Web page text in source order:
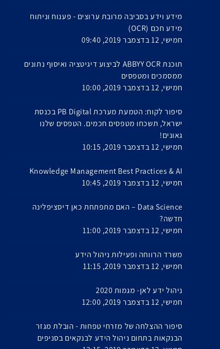
מידע וידע בסביבה מרובת ערוצים - פענוח וניתוח
מידע חכם (OCR)
חמישי, 12 בדצמבר 2019, 09:40
תוכנת ABBYY OCR לביצוע דיגיטציה ואיסוף נתונים
ממסמכים ומטפסים
חמישי, 12 בדצמבר 2019, 10:00
סיפור לקוח: הטמעת מערכת PB Digital בכנסת
ישראל, תשכחו מטפסים חכמים. הטפסים שלנו
גאונים!
חמישי, 12 בדצמבר 2019, 10:15
Knowledge Management Best Practices & AI
חמישי, 12 בדצמבר 2019, 10:45
Data Science – האם מתפתחת כאן דיסציפלינה
חדשה?
חמישי, 12 בדצמבר 2019, 11:00
משרד הרווחה ופעילות ניהול הידע
חמישי, 12 בדצמבר 2019, 11:15
ניהול ידע לאן- מגמות 2020
חמישי, 12 בדצמבר 2019, 12:00
סיפור ההצלחה של מזרחי טפחות - הובלת מגזר
הבנקאות בתחום ניהול הידע לבנקאים בסניפים